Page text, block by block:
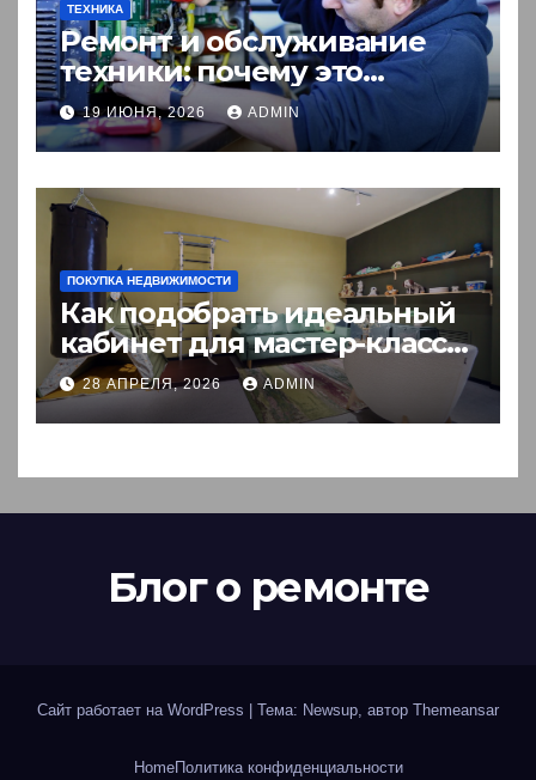
ТЕХНИКА
Ремонт и обслуживание
техники: почему это
выгоднее покупки новой?
19 ИЮНЯ, 2026 ADMIN
ПОКУПКА НЕДВИЖИМОСТИ
Как подобрать идеальный
кабинет для мастер-класса:
пошаговый гид
28 АПРЕЛЯ, 2026 ADMIN
Блог о ремонте
Сайт работает на WordPress | Тема: Newsup, автор Themeansar
HomeПолитика конфиденциальности